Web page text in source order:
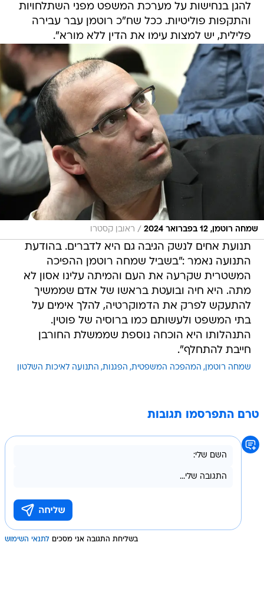
להגן בנחישות על מערכת המשפט מפני השתלחויות
והתקפות פוליטיות. ככל שח"כ רוטמן עבר עבירה
פלילית, יש למצות עימו את הדין ללא מורא".
שמחה רוטמן, 12 בפברואר 2024 / ראובן קסטרו
תנועת אחים לנשק הגיבה גם היא לדברים. בהודעת
התנועה נאמר :"בשביל שמחה רוטמן ההפיכה
המשטרית שקרעה את העם והמיתה עלינו אסון לא
מתה. היא חיה ובועטת בראשו של אדם שממשיך
להתעקש לפרק את הדמוקרטיה, להלך אימים על
בתי המשפט ולעשותם כמו ברוסיה של פוטין.
התנהלותו היא הוכחה נוספת שממשלת החורבן
חייבת להתחלף".
שמחה רוטמן המהפכה המשפטית הפגנות התנועה לאיכות השלטון
טרם התפרסמו תגובות
בשליחת התגובה אני מסכים לתנאי השימוש